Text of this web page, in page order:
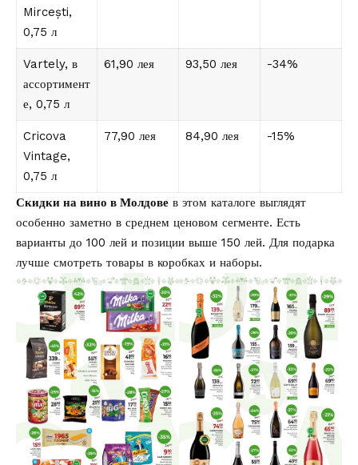
Mircești,
0,75 л
Vartely, в
ассортимент
е, 0,75 л
61,90 лея 93,50 лея -34%
Cricova
Vintage,
0,75 л
77,90 лея 84,90 лея -15%
Скидки на вино в Молдове в этом каталоге выглядят
особенно заметно в среднем ценовом сегменте. Есть
варианты до 100 лей и позиции выше 150 лей. Для подарка
лучше смотреть товары в коробках и наборы.